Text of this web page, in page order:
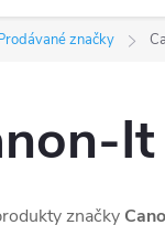
značky
It
značky